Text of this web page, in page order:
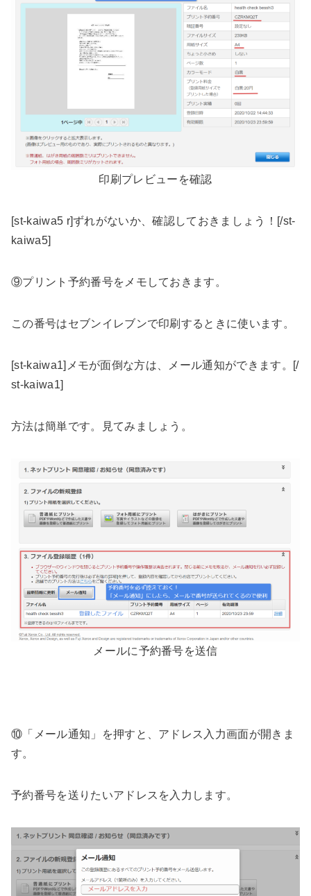
印刷プレビューを確認
[st-kaiwa5 r]ずれがないか、確認しておきましょう！[/st-
kaiwa5]
⑨プリント予約番号をメモしておきます。
この番号はセブンイレブンで印刷するときに使います 。
[st-kaiwa1]メモが面倒な方は、メール通知ができます。[/
st-kaiwa1]
方法は簡単です。見てみましょう。
メールに予約番号を送信
⑩「メール通知」を押すと、アドレス入力画面が開きま
す。
予約番号を送りたいアドレスを入力します。